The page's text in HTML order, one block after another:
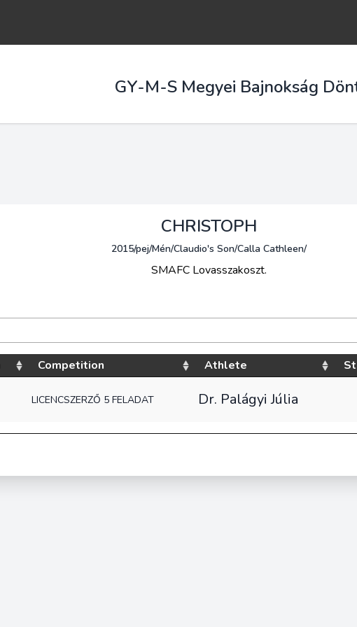
GY-M-S Megyei Bajnokság
CHRISTOPH
2015/pej/Mén/Claudio's Son/Calla Cathleen/
SMAFC Lovasszakoszt.
Competition Athlete
LICENCSZERZŐ 5 FELADAT Dr. Palágyi Júlia